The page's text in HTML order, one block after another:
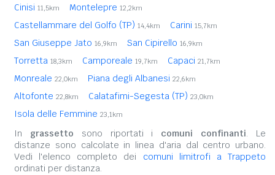
Cinisi 11,5km Montelepre 12,2km
Castellammare del Golfo (TP) 14,4km Carini 15,7km
San Giuseppe Jato 16,9km San Cipirello 16,9km
Torretta 18,3km Camporeale 19,7km Capaci 21,7km
Monreale 22,0km Piana degli Albanesi 22,6km
Altofonte 22,8km Calatafimi-Segesta (TP) 23,0km
Isola delle Femmine 23,1km
In grassetto sono riportati i comuni confinanti. Le
distanze sono calcolate in linea d'aria dal centro urbano.
Vedi l'elenco completo dei comuni limitrofi a Trappeto
ordinati per distanza.